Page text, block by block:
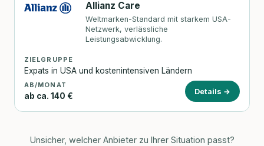
Allianz Care
Weltmarken-Standard mit starkem USA-
Netzwerk, verlässliche
Leistungsabwicklung.
ZIELGRUPPE
Expats in USA und kostenintensiven Ländern
AB/MONAT
ab ca. 140 €
Details →
Unsicher, welcher Anbieter zu Ihrer Situation passt?